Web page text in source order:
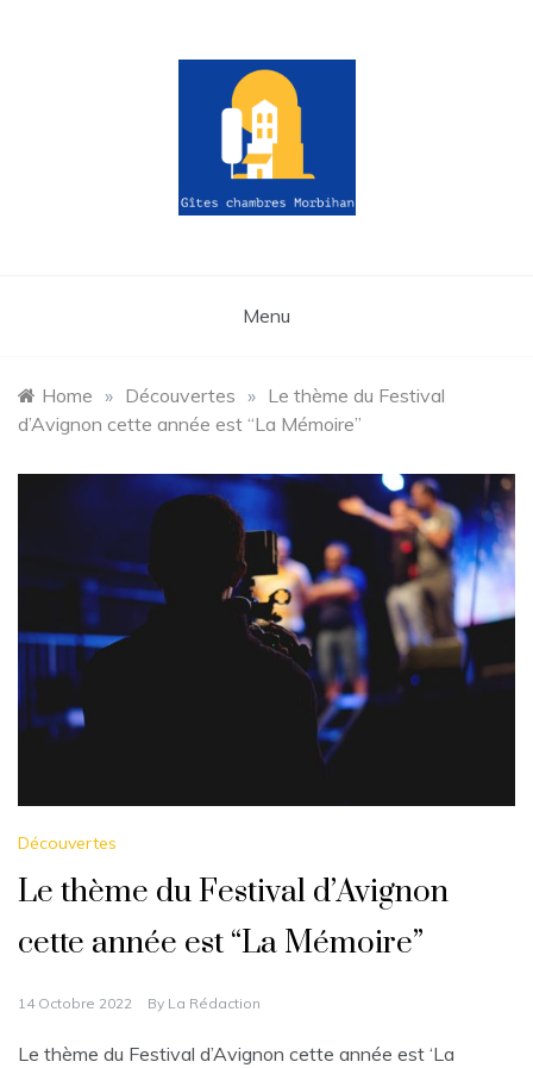
morbihan.fr
Menu
Home » Découvertes » Le thème du Festival
d’Avignon cette année est “La Mémoire”
Découvertes
Le thème du Festival d’Avignon
cette année est “La Mémoire”
14 Octobre 2022 By La Rédaction
Le thème du Festival d’Avignon cette année est ‘La